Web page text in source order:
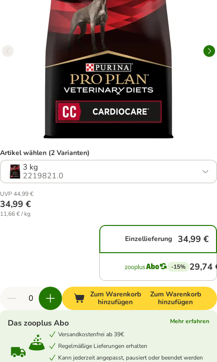
Artikel wählen (2 Varianten)
3 kg
2219821.0
UVP 44,99 €
34,99 €
11,66 € / kg
Einzellieferung 34,99 €
-15% 29,74
Zum Warenkorb
hinzufügen
Zum Warenkorb
hinzufügen
Das zooplus Abo
Mehr erfahren
Versandkostenfrei ab 39€
Regelmäßige Lieferungen erhalten
Kann jederzeit angepasst, pausiert oder beendet werden